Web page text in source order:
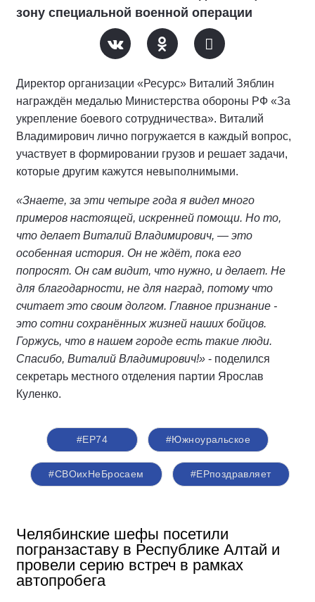
зону специальной военной операции
Директор организации «Ресурс» Виталий Зяблин
награждён медалью Министерства обороны РФ «За
укрепление боевого сотрудничества». Виталий
Владимирович лично погружается в каждый вопрос,
участвует в формировании грузов и решает задачи,
которые другим кажутся невыполнимыми.
«Знаете, за эти четыре года я видел много
примеров настоящей, искренней помощи. Но то,
что делает Виталий Владимирович, — это
особенная история. Он не ждёт, пока его
попросят. Он сам видит, что нужно, и делает. Не
для благодарности, не для наград, потому что
считает это своим долгом. Главное признание -
это сотни сохранённых жизней наших бойцов.
Горжусь, что в нашем городе есть такие люди.
Спасибо, Виталий Владимирович!» - поделился
секретарь местного отделения партии Ярослав
Куленко.
#ЕР74 #Южноуральское
#СВОихНеБросаем #ЕРпоздравляет
Челябинские шефы посетили
погранзаставу в Республике Алтай и
провели серию встреч в рамках
автопробега